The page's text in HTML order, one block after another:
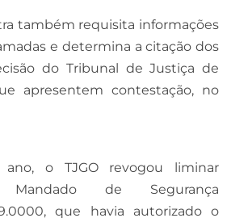
também requisita informações
e determina a citação dos
do Tribunal de Justiça de
apresentem contestação, no
o TJGO revogou liminar
de Segurança
que havia autorizado o